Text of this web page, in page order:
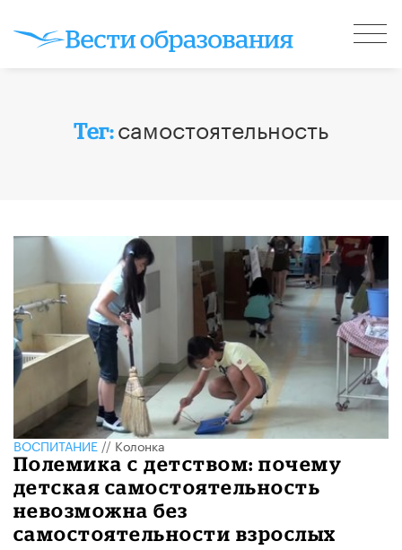
Тег:самостоятельность
ВОСПИТАНИЕ//Колонка
Полемика с детством: почему
детская самостоятельность
невозможна без
самостоятельности взрослых